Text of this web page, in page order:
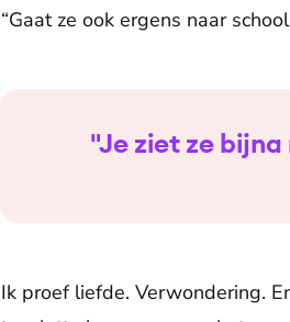
“Gaat ze ook ergens naar
"Je ziet ze
Ik proef liefde. Verwondering.